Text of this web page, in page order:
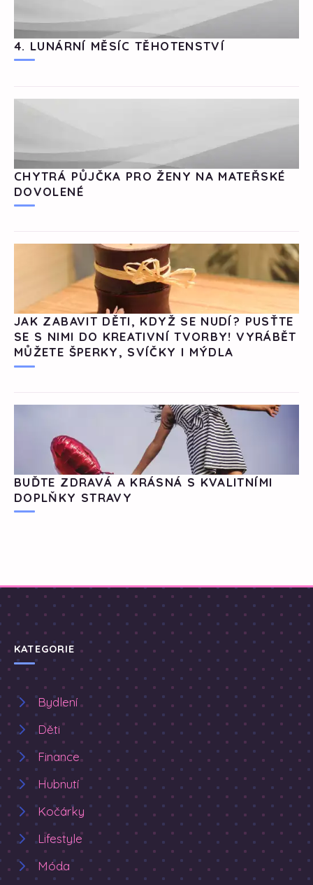
4. LUNÁRNÍ MĚSÍC TĚHOTENSTVÍ
CHYTRÁ PŮJČKA PRO ŽENY NA MATEŘSKÉ
DOVOLENÉ
JAK ZABAVIT DĚTI, KDYŽ SE NUDÍ? PUSŤTE
SE S NIMI DO KREATIVNÍ TVORBY! VYRÁBĚT
MŮŽETE ŠPERKY, SVÍČKY I MÝDLA
BUĎTE ZDRAVÁ A KRÁSNÁ S KVALITNÍMI
DOPLŇKY STRAVY
KATEGORIE
Bydlení
Děti
Finance
Hubnutí
Kočárky
Lifestyle
Móda